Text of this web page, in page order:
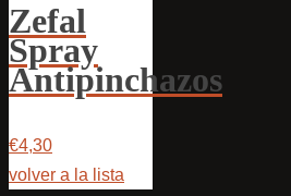
Zefal
Spray
Antipinchazos
€4,30
volver a la lista